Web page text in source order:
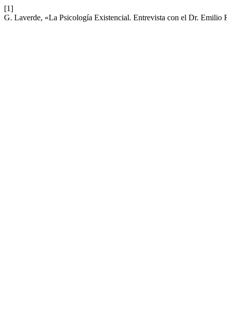
[1]
G. Laverde, «La Psicología Existencial. Entrevista con el Dr. Emilio